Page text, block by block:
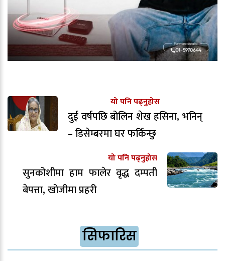
यो पनि पढ्नुहोस
दुई वर्षपछि बोलिन शेख हसिना, भनिन्
– डिसेम्बरमा घर फर्किन्छु
यो पनि पढ्नुहोस
सुनकोशीमा हाम फालेर वृद्ध दम्पती
बेपत्ता, खोजीमा प्रहरी
सिफारिस